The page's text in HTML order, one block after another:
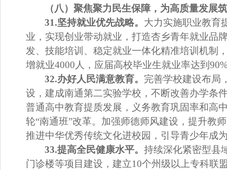
（八）聚焦聚力民生保障，为高质量发展
31.坚持就业优先战略。 大力实施职业教育
业，实现创业带动就业， 打造杏乡青年就业品
发、技能培训、稳定就业一体化精准培训机制
增就业4000 人，应届高校毕业生就业率达到
32.办好人民满意教育。 完善学校建设布局
设，建成南通第二实验学校，不断改善办学条
普通高中教育提质发展，义务教育巩固率和高
轮“南通班”改革。加强师德师风建设，提升教
推进中华优秀传统文化进校园， 引导青少年成
33.提高全民健康水平。持续深化紧密型县
门诊楼等项目建设，建立10个州级以上专科联